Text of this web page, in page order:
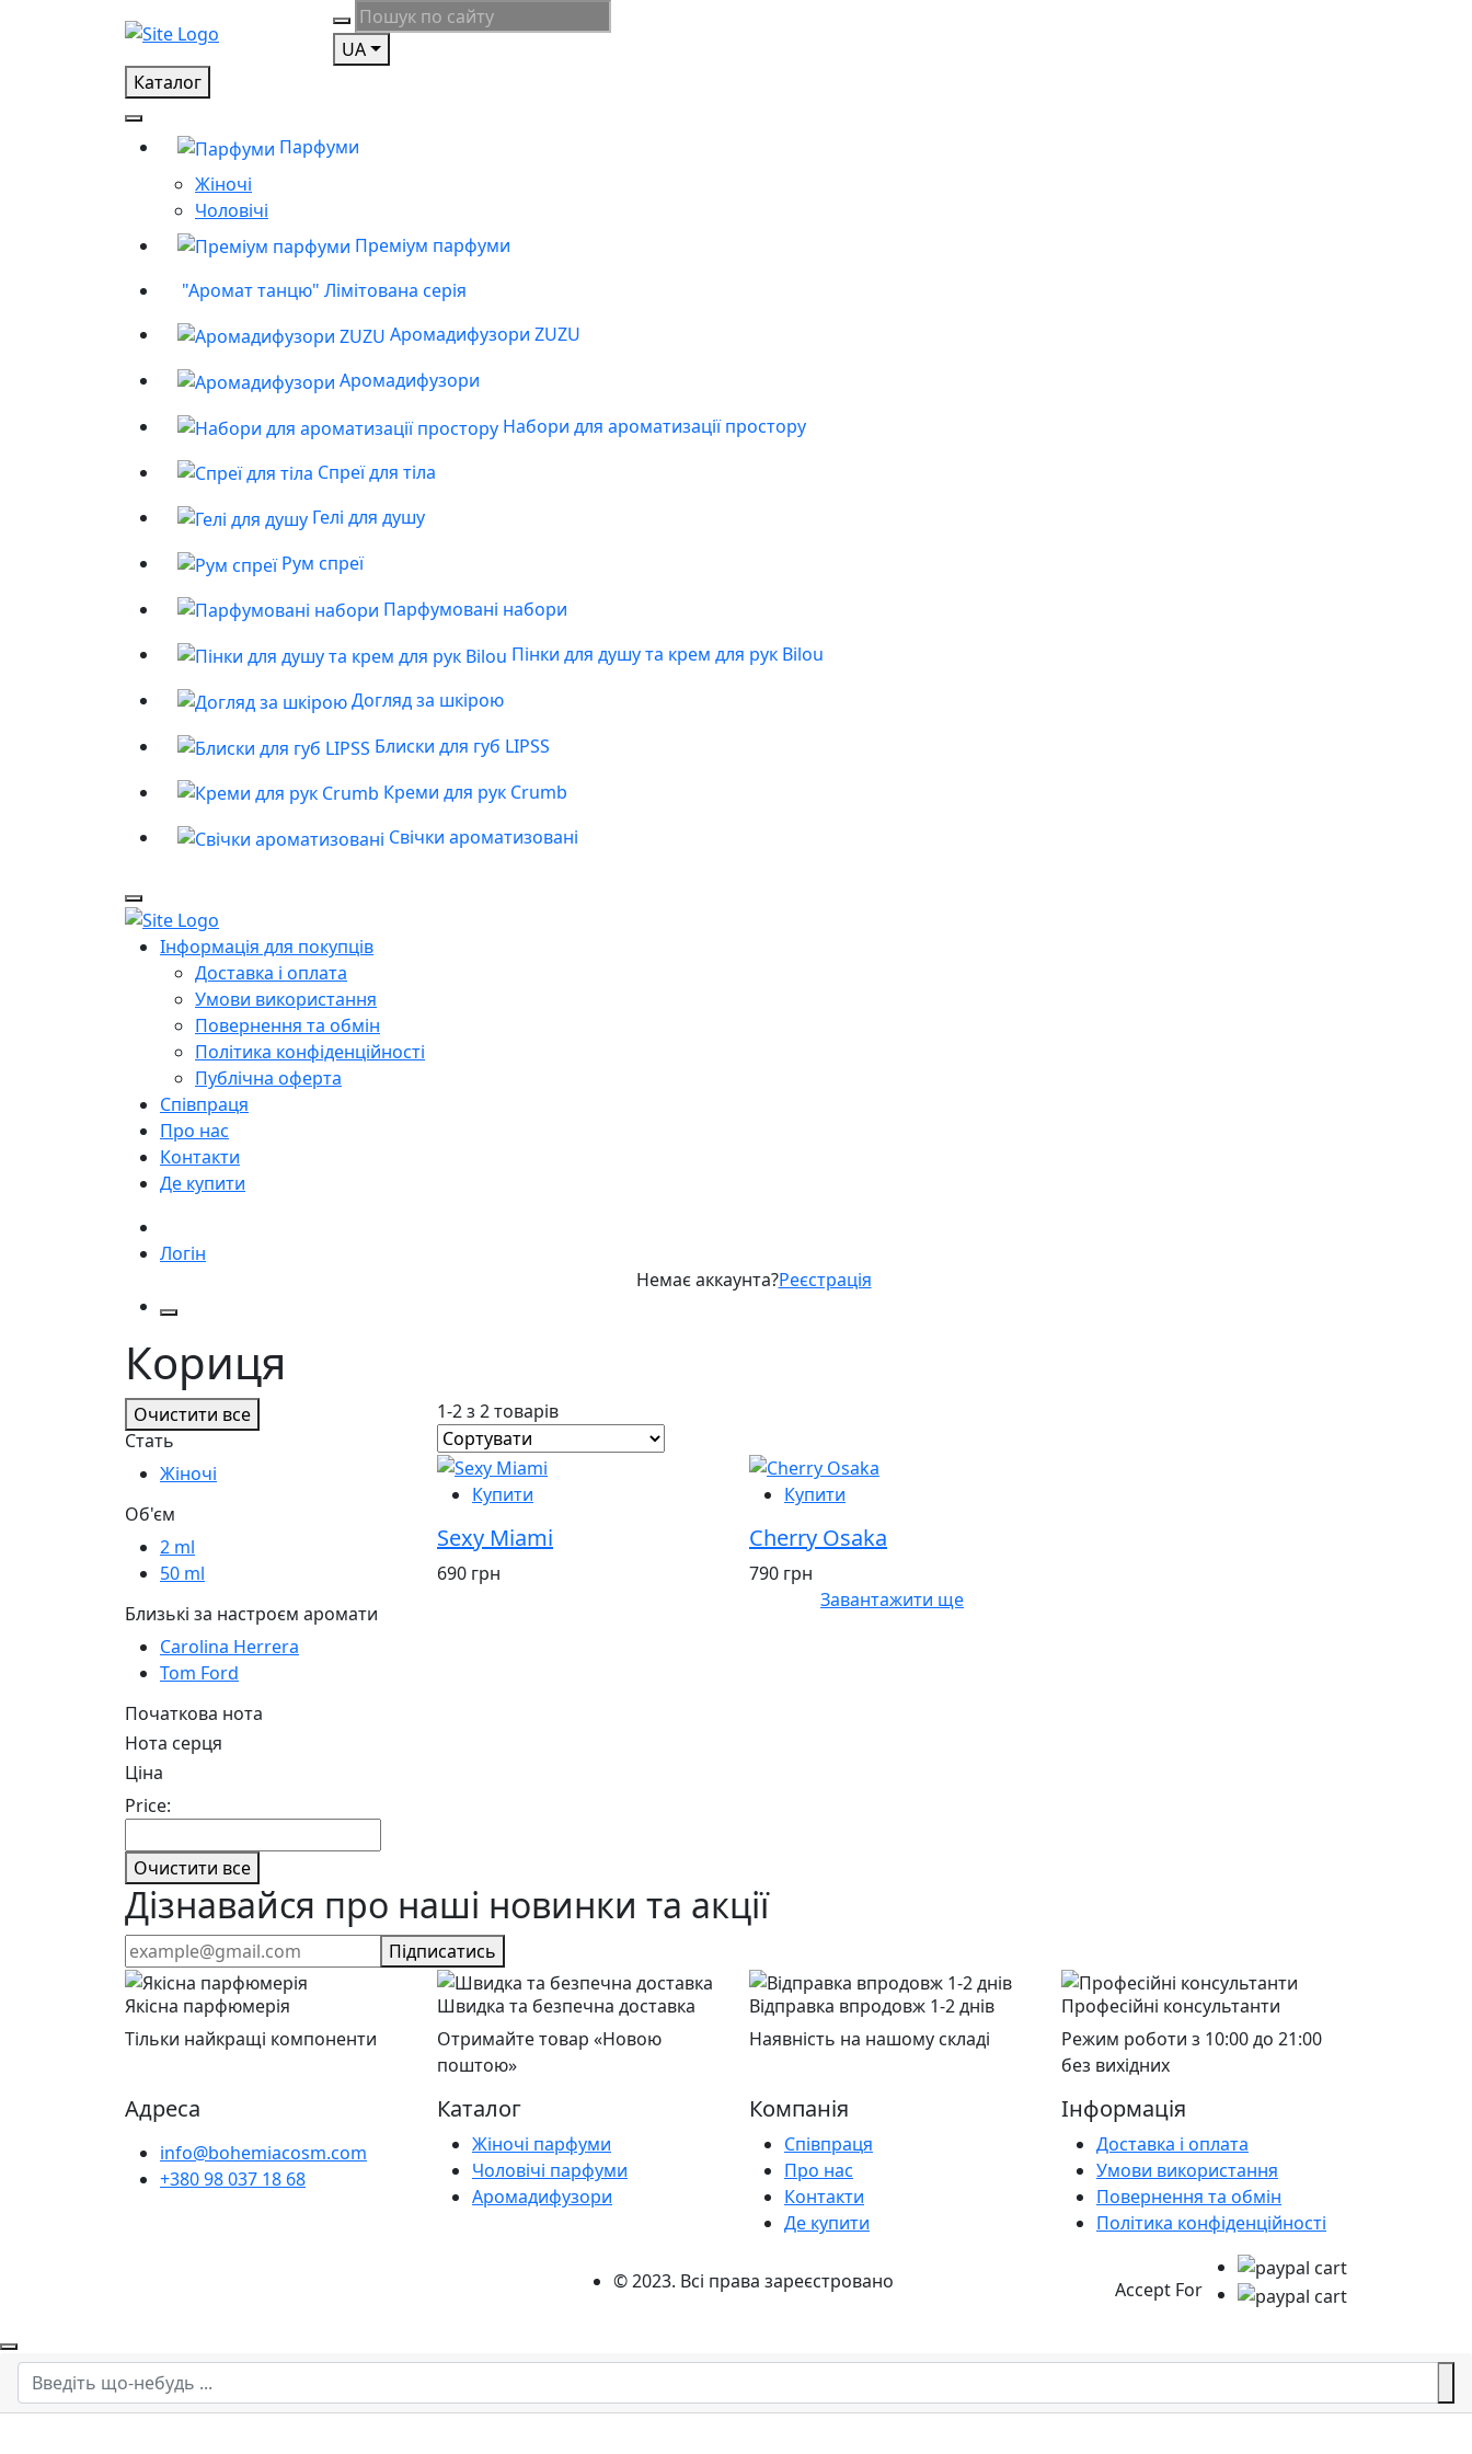
UA
Каталог
Парфуми
Жіночі
Чоловічі
Преміум парфуми
"Аромат танцю" Лімітована серія
Аромадифузори ZUZU
Аромадифузори
Набори для ароматизації простору
Спреї для тіла
Гелі для душу
Рум спреї
Парфумовані набори
Пінки для душу та крем для рук Bilou
Догляд за шкірою
Блиски для губ LIPSS
Креми для рук Crumb
Свічки ароматизовані
Інформація для покупців
Доставка і оплата
Умови використання
Повернення та обмін
Політика конфіденційності
Публічна оферта
Співпраця
Про нас
Контакти
Де купити
Логін
Немає аккаунта?Реєстрація
Кориця
Очистити все
Стать
Жіночі
Об'єм
2 ml
50 ml
Близькі за настроєм аромати
Carolina Herrera
Tom Ford
Початкова нота
Нота серця
Ціна
Price:
Очистити все
1-2 з 2 товарів
Купити
Sexy Miami
690 грн
Купити
Cherry Osaka
790 грн
Завантажити ще
Дізнавайся про наші новинки та акції
Підписатись
Якісна парфюмерія
Тільки найкращі компоненти
Швидка та безпечна доставка
Отримайте товар «Новою
поштою»
Відправка впродовж 1-2 днів
Наявність на нашому складі
Професійні консультанти
Режим роботи з 10:00 до 21:00
без вихідних
Адреса
info@bohemiacosm.com
+380 98 037 18 68
Каталог
Жіночі парфуми
Чоловічі парфуми
Аромадифузори
Компанія
Співпраця
Про нас
Контакти
Де купити
Інформація
Доставка і оплата
Умови використання
Повернення та обмін
Політика конфіденційності
© 2023. Всі права зареєстровано Accept For